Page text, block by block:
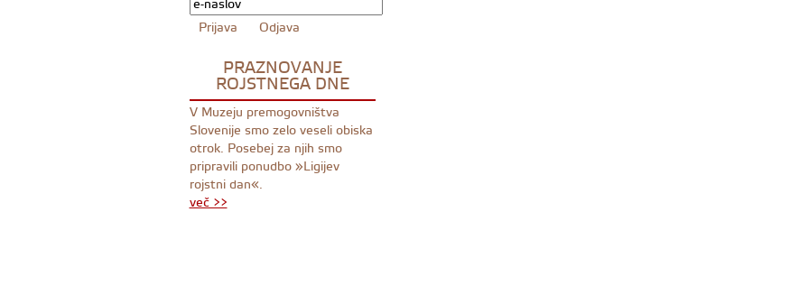
PRAZNOVANJE
ROJSTNEGA DNE
V Muzeju premogovništva
Slovenije smo zelo veseli obiska
otrok. Posebej za njih smo
pripravili ponudbo »Ligijev
rojstni dan«.
več >>